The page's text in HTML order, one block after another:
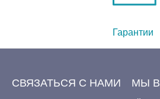
Гарантии
СВЯЗАТЬСЯ С НАМИ МЫ